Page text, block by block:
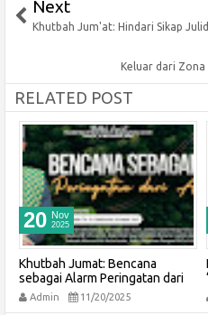
Next
Khutbah Jum'at: Hindari Sikap
Keluar dari Zona
RELATED POST
25 May
2026
Khutbah Idul Adha 2026:
“SANTRI, QURBAN, DAN JALAN
PENGORBANAN MENUJU RIDHA
ALLAH”
Admin 5/25/2026